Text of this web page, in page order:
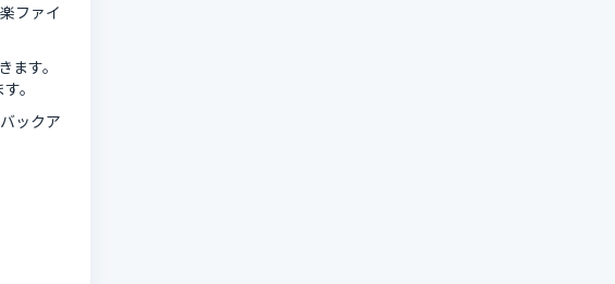
ファイ
す。
。
ックア